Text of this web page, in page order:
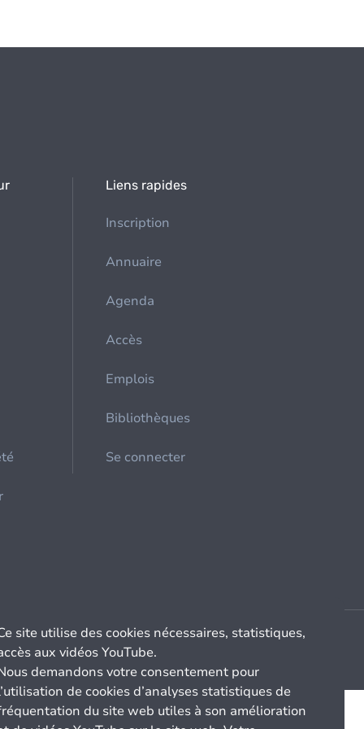
Liens rapides
Inscription
Annuaire
Agenda
Accès
Emplois
Bibliothèques
Se connecter
site utilise des cookies nécessaires, statistiques,
aux vidéos YouTube.
demandons votre consentement pour
de cookies d’analyses statistiques de
du site web utiles à son amélioration